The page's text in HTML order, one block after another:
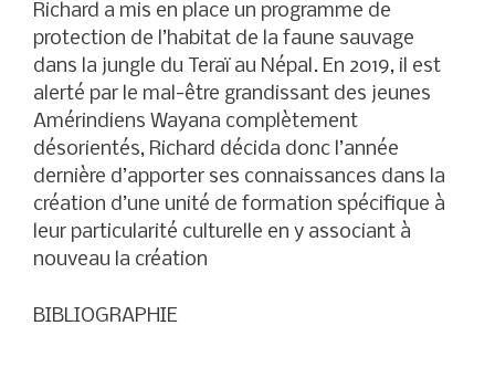
Richard a mis en place un programme de
protection de l’habitat de la faune sauvage
dans la jungle du Teraï au Népal. En 2019, il est
alerté par le mal-être grandissant des jeunes
Amérindiens Wayana complètement
désorientés, Richard décida donc l’année
dernière d’apporter ses connaissances dans la
création d’une unité de formation spécifique à
leur particularité culturelle en y associant à
nouveau la création
BIBLIOGRAPHIE